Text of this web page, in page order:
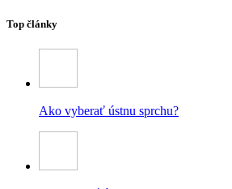
Top články
Ako vyberať ústnu sprchu?